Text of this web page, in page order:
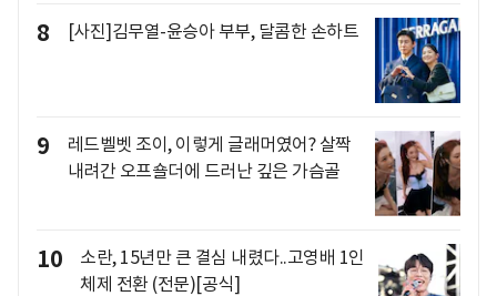
8 [사진]김무열-윤승아 부부, 달콤한 손하트
9
레드벨벳 조이, 이렇게 글래머였어? 살짝
내려간 오프숄더에 드러난 깊은 가슴골
10
소란, 15년만 큰 결심 내렸다..고영배 1인
체제 전환 (전문)[공식]